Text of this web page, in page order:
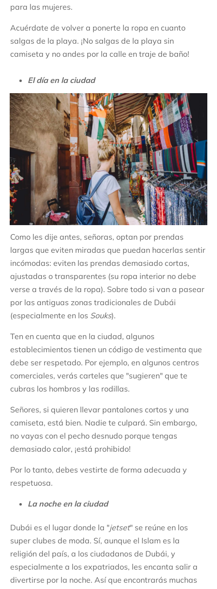
para las mujeres.
Acuérdate de volver a ponerte la ropa en cuanto
salgas de la playa. ¡No salgas de la playa sin
camiseta y no andes por la calle en traje de baño!
El día en la ciudad
Como les dije antes, señoras, optan por prendas
largas que eviten miradas que puedan hacerlas sentir
incómodas: eviten las prendas demasiado cortas,
ajustadas o transparentes (su ropa interior no debe
verse a través de la ropa). Sobre todo si van a pasear
por las antiguas zonas tradicionales de Dubái
(especialmente en los Souks).
Ten en cuenta que en la ciudad, algunos
establecimientos tienen un código de vestimenta que
debe ser respetado. Por ejemplo, en algunos centros
comerciales, verás carteles que "sugieren" que te
cubras los hombros y las rodillas.
Señores, si quieren llevar pantalones cortos y una
camiseta, está bien. Nadie te culpará. Sin embargo,
no vayas con el pecho desnudo porque tengas
demasiado calor, ¡está prohibido!
Por lo tanto, debes vestirte de forma adecuada y
respetuosa.
La noche en la ciudad
Dubái es el lugar donde la "jetset" se reúne en los
super clubes de moda. Sí, aunque el Islam es la
religión del país, a los ciudadanos de Dubái, y
especialmente a los expatriados, les encanta salir a
divertirse por la noche. Así que encontrarás muchas